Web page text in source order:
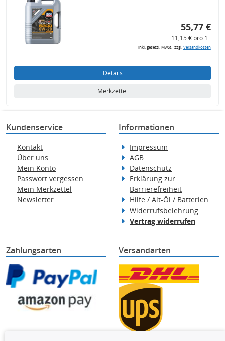
55,77 €
11,15 € pro 1 l
inkl. gesetzl. MwSt., zzgl.Versandkosten
Details
Merkzettel
Kundenservice
Kontakt
Über uns
Mein Konto
Passwort vergessen
Mein Merkzettel
Newsletter
Informationen
Impressum
AGB
Datenschutz
Erklärung zur
Barrierefreiheit
Hilfe / Alt-Öl / Batterien
Widerrufsbelehrung
Vertrag widerrufen
Zahlungsarten Versandarten